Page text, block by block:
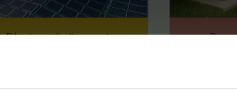
Photovoltaïque et